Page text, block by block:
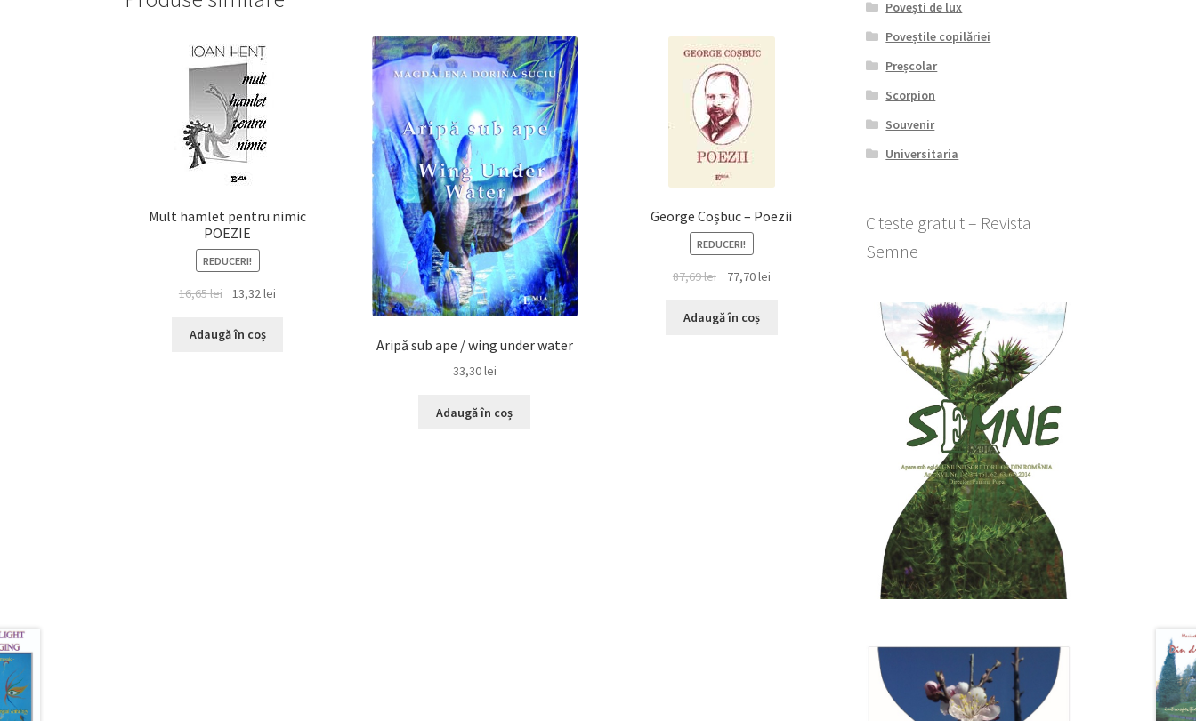
Mult hamlet pentru nimic
POEZIE
REDUCERI!
16,65lei
Prețul
a
13,32lei
Adaugă în coș
Aripă sub ape / wing under water
33,30lei
Adaugă în coș
George Coșbuc – Poezii
REDUCERI!
87,69lei
Prețul
a
77,70leiPrețul
Adaugă în coș
Povești de lux
Poveștile copilăriei
Preșcolar
Scorpion
Souvenir
Universitaria
Citeste gratuit – Revista
Semne